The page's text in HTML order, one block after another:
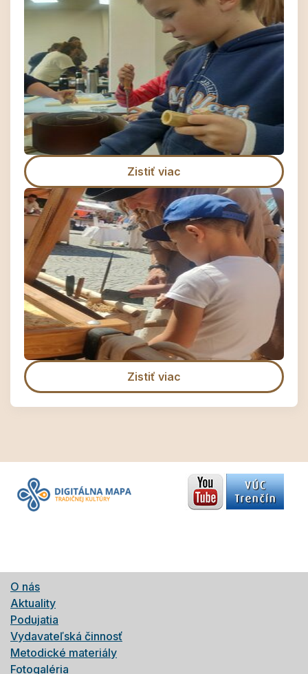
Zistiť viac
Zistiť viac
O nás
Aktuality
Podujatia
Vydavateľská činnosť
Metodické materiály
Fotogaléria